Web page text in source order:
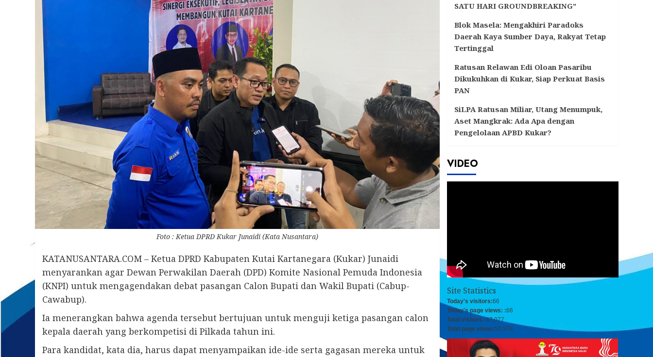
Foto : Ketua DPRD Kukar Junaidi (Kata Nusantara)
KATANUSANTARA.COM – Ketua DPRD Kabupaten Kutai Kartanegara (Kukar) Junaidi
menyarankan agar Dewan Perwakilan Daerah (DPD) Komite Nasional Pemuda Indonesia
(KNPI) untuk mengagendakan debat pasangan Calon Bupati dan Wakil Bupati (Cabup-
Cawabup).
Ia menerangkan bahwa agenda tersebut bertujuan untuk menguji ketiga pasangan calon
kepala daerah yang berkompetisi di Pilkada tahun ini.
Para kandidat, kata dia, harus dapat menyampaikan ide-ide serta gagasan mereka untuk
SATU HARI GROUNDBREAKING”
Blok Masela: Mengakhiri Paradoks
Daerah Kaya Sumber Daya, Rakyat Tetap
Tertinggal
Ratusan Relawan Edi Oloan Pasaribu
Dikukuhkan di Kukar, Siap Perkuat Basis
PAN
SiLPA Ratusan Miliar, Utang Menumpuk,
Aset Mangkrak: Ada Apa dengan
Pengelolaan APBD Kukar?
VIDEO
Site Statistics
Today's visitors:66
Today's page views: :66
Total visitors :47,077
Total page views:50,374